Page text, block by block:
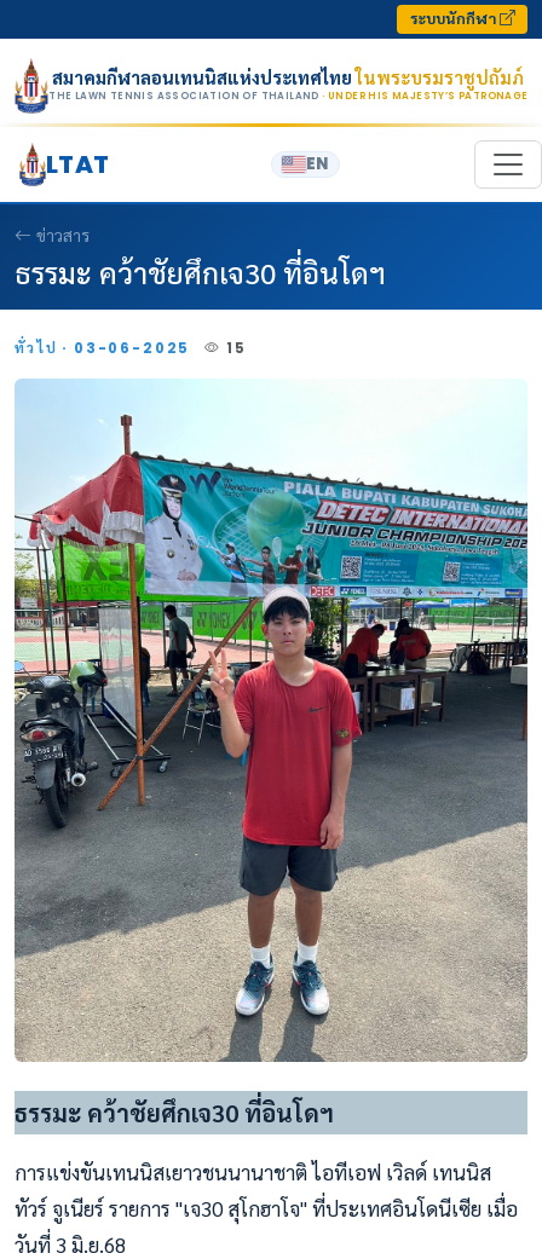
ระบบนักกีฬา
สมาคมกีฬาลอนเทนนิสแห่งประเทศไทยในพระบรมราชูปถัมภ์
THE LAWN TENNIS ASSOCIATION OF THAILAND · UNDER HIS MAJESTY’S PATRONAGE
LTAT EN
ข่าวสาร
ธรรมะ คว้าชัยศึกเจ30 ที่อินโดฯ
ทั่วไป · 03-06-2025 15
ธรรมะ คว้าชัยศึกเจ30 ที่อินโดฯ
การแข่งขันเทนนิสเยาวชนนานาชาติ ไอทีเอฟ เวิลด์ เทนนิส
ทัวร์ จูเนียร์ รายการ "เจ30 สุโกฮาโจ" ที่ประเทศอินโดนีเซีย เมื่อ
วันที่ 3 มิ.ย.68